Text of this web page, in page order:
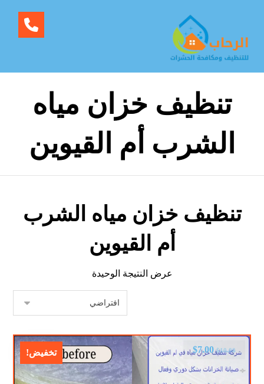
تنظيف خزان مياه
الشرب أم القيوين
تنظيف خزان مياه الشرب
أم القيوين
عرض النتيجة الوحيدة
تخفيض! $10.00
$7.00